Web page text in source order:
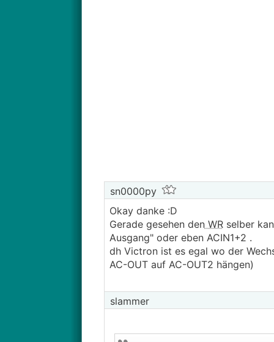
sn0000py
Okay danke :D
Gerade gesehen denWRselber
Ausgang" oder eben ACIN1+2 .
dh Victron ist es egal wo der
AC-OUT auf AC-OUT2 hängen)
slammer